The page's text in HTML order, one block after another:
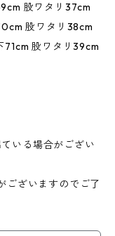
股ワタリ37cm
股ワタリ38cm
股ワタリ39cm
いる場合がござい
ございますのでご了